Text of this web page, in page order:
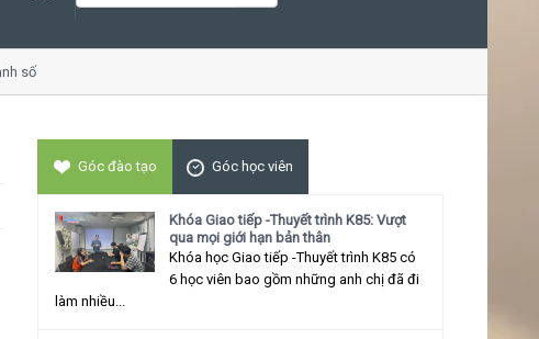
Góc đào tạo Góc học viên
Khóa Giao tiếp -Thuyết trình K85: Vượt
qua mọi giới hạn bản thân
Khóa học Giao tiếp -Thuyết trình K85 có
6 học viên bao gồm những anh chị đã đi
làm nhiều...